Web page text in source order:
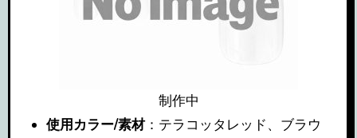
制作中
使用カラー/素材：テラコッタレッド、ブラウ